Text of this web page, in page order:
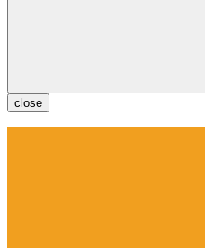
close